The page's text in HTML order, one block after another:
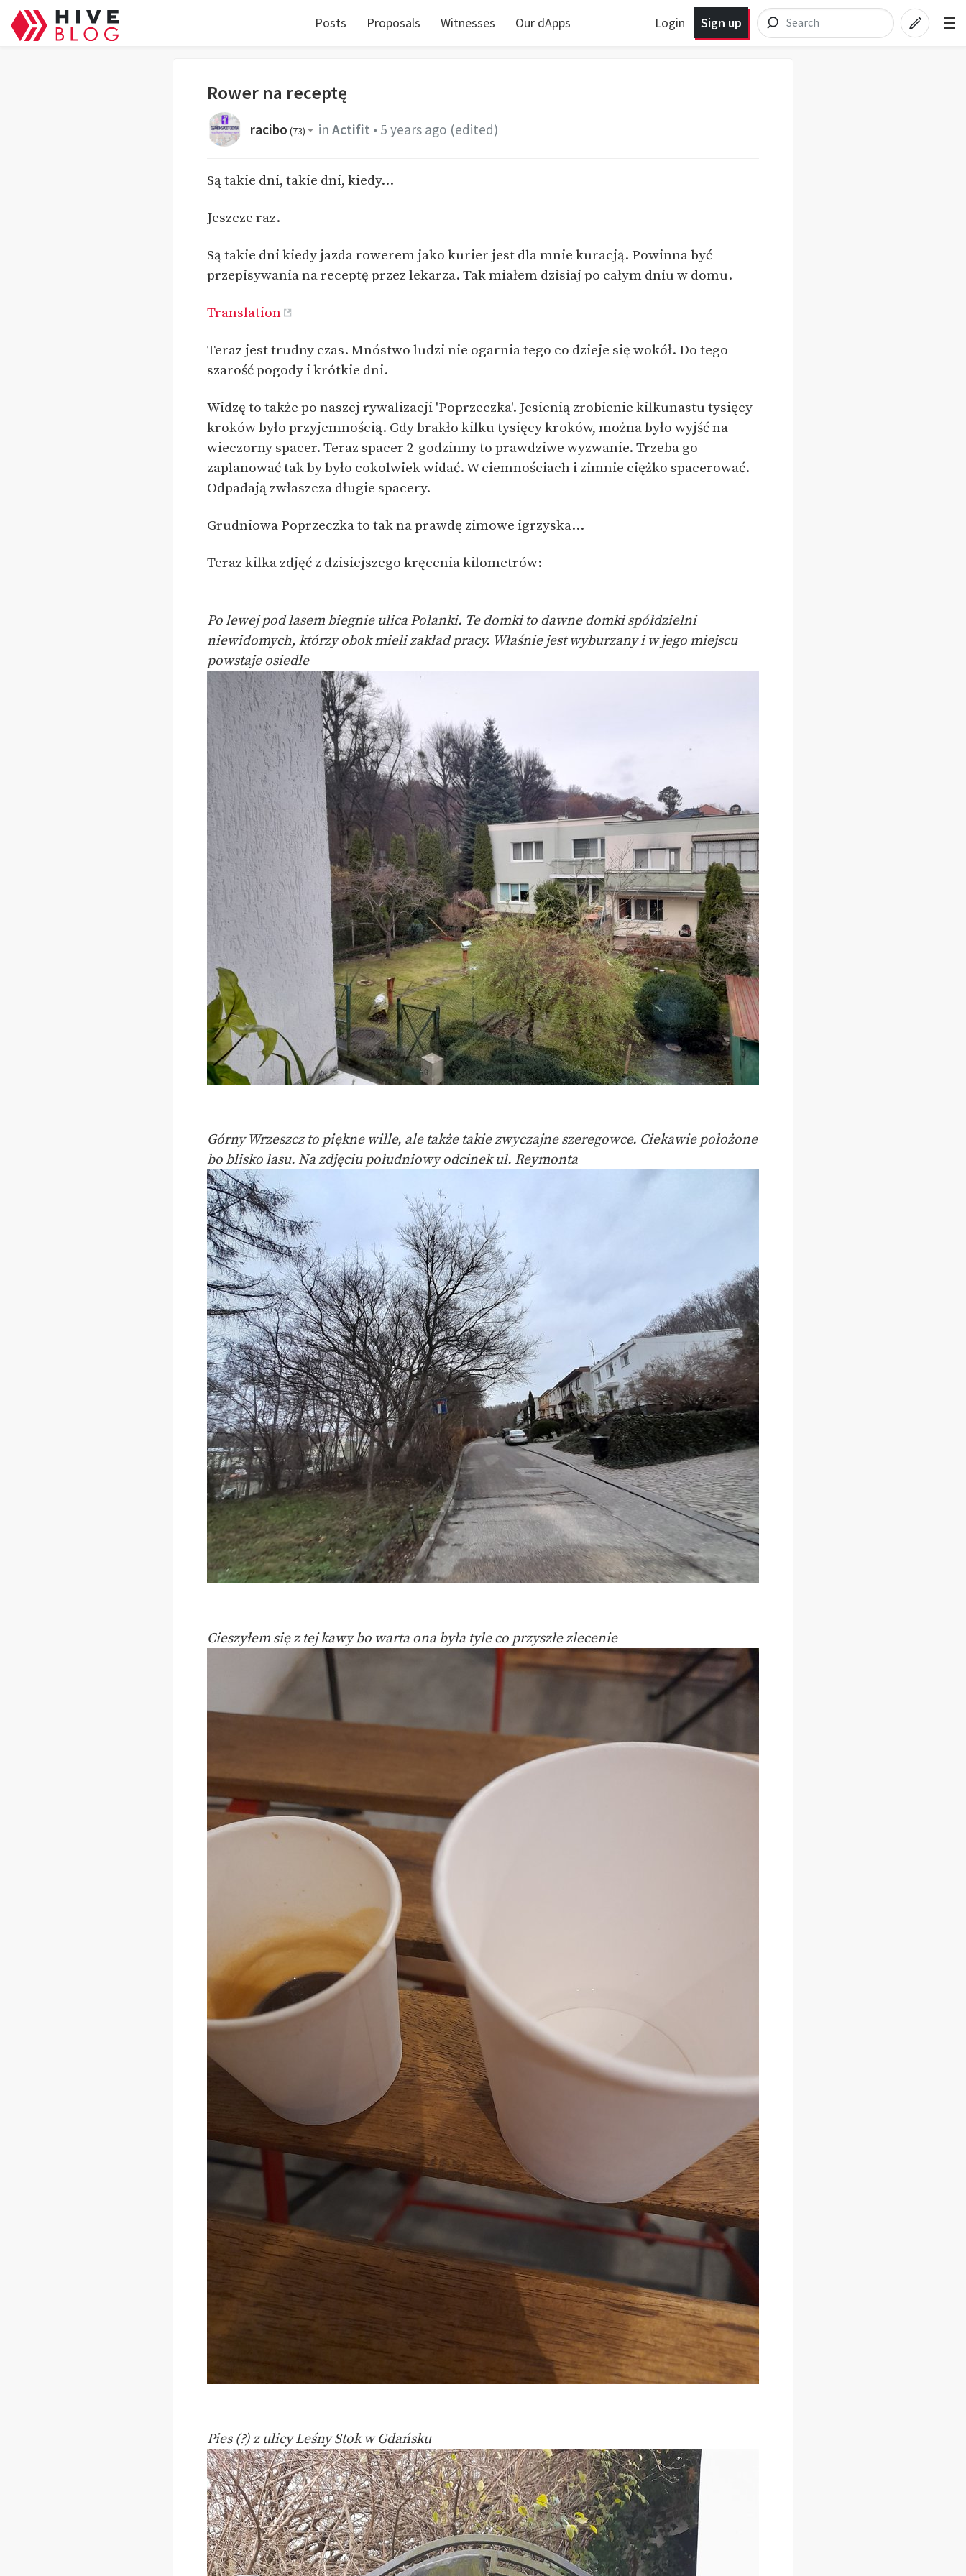
Posts Proposals Witnesses Our dApps Login Sign up
Rower na receptę
racibo (73) in Actifit • 5 years ago (edited)
Są takie dni, takie dni, kiedy...
Jeszcze raz.
Są takie dni kiedy jazda rowerem jako kurier jest dla mnie kuracją. Powinna być
przepisywania na receptę przez lekarza. Tak miałem dzisiaj po całym dniu w domu.
Translation
Teraz jest trudny czas. Mnóstwo ludzi nie ogarnia tego co dzieje się wokół. Do tego
szarość pogody i krótkie dni.
Widzę to także po naszej rywalizacji 'Poprzeczka'. Jesienią zrobienie kilkunastu tysięcy
kroków było przyjemnością. Gdy brakło kilku tysięcy kroków, można było wyjść na
wieczorny spacer. Teraz spacer 2-godzinny to prawdziwe wyzwanie. Trzeba go
zaplanować tak by było cokolwiek widać. W ciemnościach i zimnie ciężko spacerować.
Odpadają zwłaszcza długie spacery.
Grudniowa Poprzeczka to tak na prawdę zimowe igrzyska...
Teraz kilka zdjęć z dzisiejszego kręcenia kilometrów:
Po lewej pod lasem biegnie ulica Polanki. Te domki to dawne domki spółdzielni
niewidomych, którzy obok mieli zakład pracy. Właśnie jest wyburzany i w jego miejscu
powstaje osiedle
Górny Wrzeszcz to piękne wille, ale także takie zwyczajne szeregowce. Ciekawie położone
bo blisko lasu. Na zdjęciu południowy odcinek ul. Reymonta
Cieszyłem się z tej kawy bo warta ona była tyle co przyszłe zlecenie
Pies (?) z ulicy Leśny Stok w Gdańsku